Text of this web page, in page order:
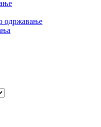
одржавање